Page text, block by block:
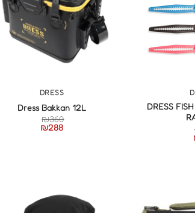
DRESS
DRESS
Dress Bakkan 12L
₪360
₪288